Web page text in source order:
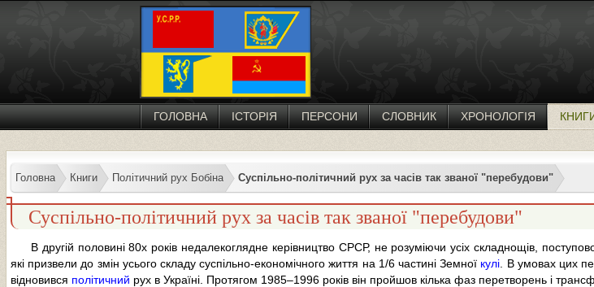
ГОЛОВНА ІСТОРІЯ ПЕРСОНИ СЛОВНИК ХРОНОЛОГІЯ
Головна Книги Політичний рух Бобіна Суспільно-політичний рух за часів так званої "перебудови"
Суспільно-політичний рух за часів так званої "перебудови"
В другій половині 80х років недалекоглядне керівництво СРСР, не розуміючи усіх складнощів,
які призвели до змін усього складу суспільно-економічного життя на 1/6 частині Земної кулі . В умовах цих
відновився політичний рух в Україні. Протягом 1985–1996 років він пройшов кілька фаз перетворень і